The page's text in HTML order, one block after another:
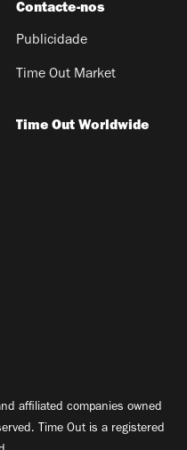
Contacte-nos
Publicidade
Time Out Market
Time Out Worldwide
affiliated companies owned
Time Out is a registered